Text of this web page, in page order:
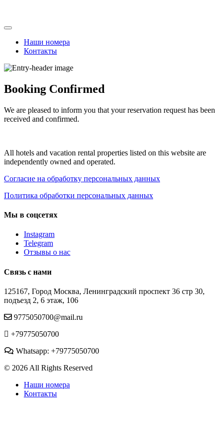
content
Наши номера
Контакты
Booking Confirmed
We are pleased to inform you that your reservation request has been
received and confirmed.
All hotels and vacation rental properties listed on this website are
independently owned and operated.
Согласие на обработку персональных данных
Политика обработки персональных данных
Мы в соцсетях
Instagram
Telegram
Отзывы о нас
Связь с нами
125167, Город Москва, Ленинградский проспект 36 стр 30,
подъезд 2, 6 этаж, 106
9775050700@mail.ru
+79775050700
Whatsapp: +79775050700
© 2026 All Rights Reserved
Наши номера
Контакты